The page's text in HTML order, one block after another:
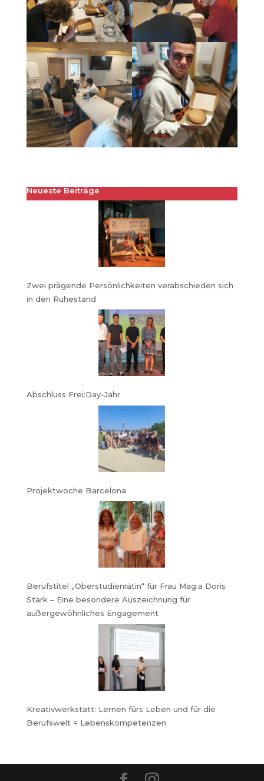
Neueste Beiträge
Zwei prägende Persönlichkeiten verabschieden sich
in den Ruhestand
Abschluss Frei:Day-Jahr
Projektwoche Barcelona
Berufstitel „Oberstudienrätin“ für Frau Mag.a Doris
Stark – Eine besondere Auszeichnung für
außergewöhnliches Engagement
Kreativwerkstatt: Lernen fürs Leben und für die
Berufswelt = Lebenskompetenzen